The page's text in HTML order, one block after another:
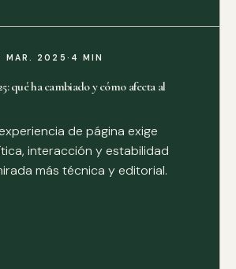
MAR. 2025 · 4 MIN
qué ha cambiado y cómo afecta al
de página exige
interacción y estabilidad
más técnica y editorial.